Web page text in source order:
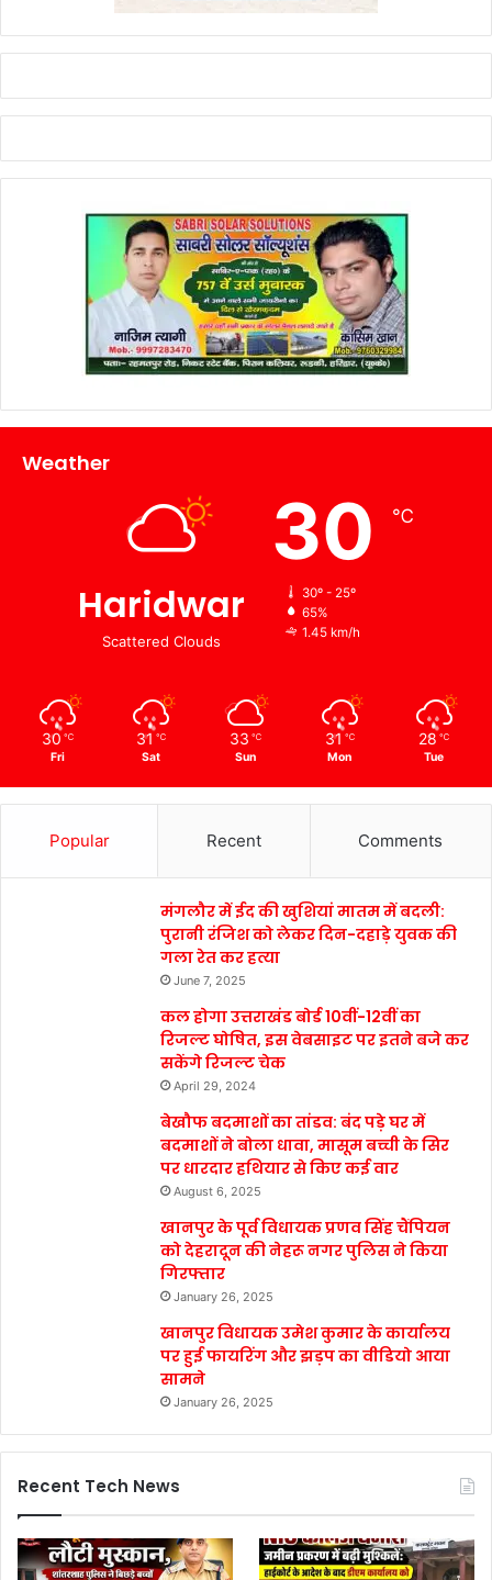
Weather
Haridwar
Scattered Clouds
30 ℃
30º - 25º
65%
1.45 km/h
30 ℃
Fri
31 ℃
Sat
33 ℃
Sun
31 ℃
Mon
28 ℃
Tue
Popular Recent Comments
मंगलौर में ईद की खुशियां मातम में बदली:
पुरानी रंजिश को लेकर दिन-दहाड़े युवक की
गला रेत कर हत्या
June 7, 2025
कल होगा उत्तराखंड बोर्ड 10वीं-12वीं का
रिजल्ट घोषित, इस वेबसाइट पर इतने बजे कर
सकेंगे रिजल्ट चेक
April 29, 2024
बेखौफ बदमाशों का तांडव: बंद पड़े घर में
बदमाशों ने बोला धावा, मासूम बच्ची के सिर
पर धारदार हथियार से किए कई वार
August 6, 2025
खानपुर के पूर्व विधायक प्रणव सिंह चैंपियन
को देहरादून की नेहरू नगर पुलिस ने किया
गिरफ्तार
January 26, 2025
खानपुर विधायक उमेश कुमार के कार्यालय
पर हुई फायरिंग और झड़प का वीडियो आया
सामने
January 26, 2025
Recent Tech News